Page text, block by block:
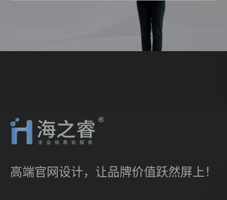
高端官网设计，让品牌价值跃然屏上！